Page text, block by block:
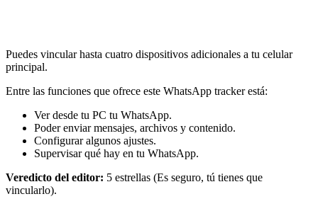
Puedes vincular hasta cuatro dispositivos adicionales a tu celular
principal.
Entre las funciones que ofrece este WhatsApp tracker está:
Ver desde tu PC tu WhatsApp.
Poder enviar mensajes, archivos y contenido.
Configurar algunos ajustes.
Supervisar qué hay en tu WhatsApp.
Veredicto del editor: 5 estrellas (Es seguro, tú tienes que
vincularlo).